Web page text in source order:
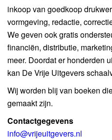
inkoop van goedkoop
vormgeving, redactie,
We geven ook gratis
financiën, distributie,
meer. Doordat er honderden
kan De Vrije Uitgevers
Wij worden blij van boeken
gemaakt zijn.
Contactgegevens
info@vrijeuitgevers.nl